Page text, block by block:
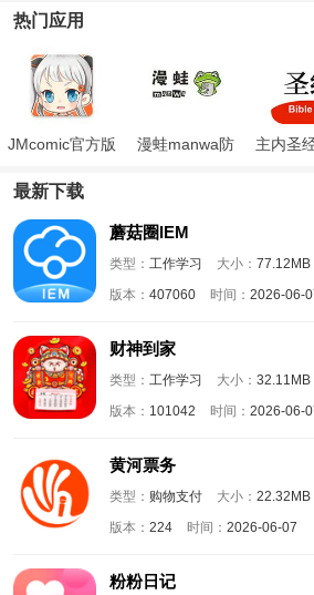
热门应用
JMcomic官方版
漫蛙manwa防
主内圣
最新下载
蘑菇圈IEM
类型： 工作学习 大小： 77.12MB
版本： 407060 时间： 2026-06-
财神到家
类型： 工作学习 大小： 32.11MB
版本： 101042 时间： 2026-06-
黄河票务
类型： 购物支付 大小： 22.32MB
版本： 224 时间： 2026-06-07
粉粉日记